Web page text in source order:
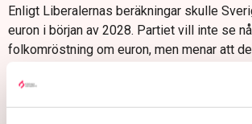
Enligt Liberalernas beräkningar skulle
euron i början av 2028. Partiet vill inte se
folkomröstning om euron, men menar att
– Vill man delta fullt ut på den inre